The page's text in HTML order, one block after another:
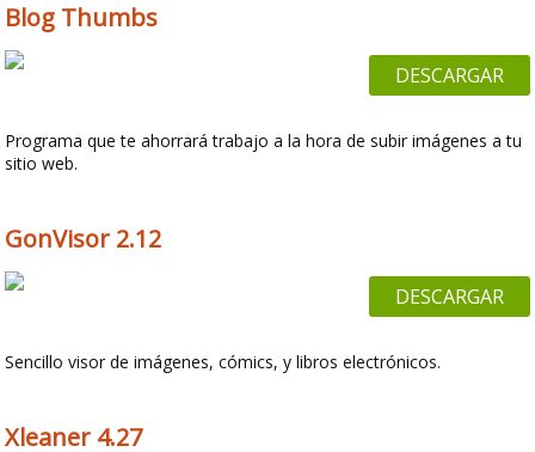
Blog Thumbs
DESCARGAR
Programa que te ahorrará trabajo a la hora de subir imágenes a tu
sitio web.
GonVisor 2.12
DESCARGAR
Sencillo visor de imágenes, cómics, y libros electrónicos.
Xleaner 4.27